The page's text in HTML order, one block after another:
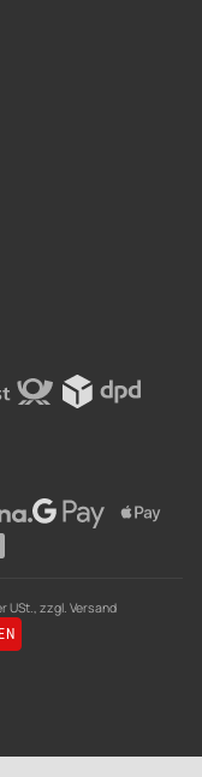
USt., zzgl. Versand